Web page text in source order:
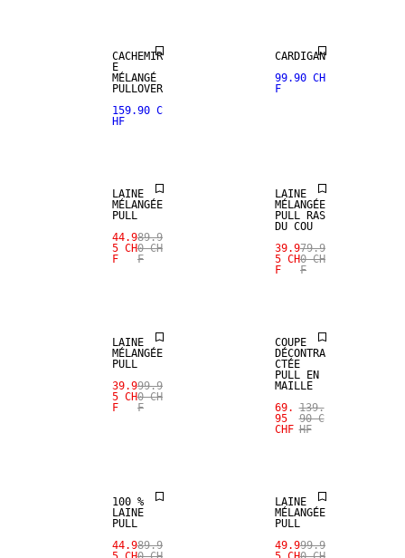
CACHEMIR
E
MÉLANGÉ
PULLOVER
159.90 C
HF
CARDIGAN
99.90 CH
F
SALE
MÉLANGE DE
LAINE
MÉLANGÉE
PULL
44.9
5 CH
F
89.9
0 CH
F
SALE
LAINE
MÉLANGÉE
PULL RAS
DU COU
39.9
5 CH
F
79.9
0 CH
F
SALE
LAINE
MÉLANGÉE
PULL
39.9
5 CH
F
99.9
0 CH
F
SALE
COUPE
DÉCONTRA
CTÉE
PULL EN
MAILLE
69.
95
CHF
139.
90 C
HF
SALE
100 %
LAINE
PULL
44.989.9
MÉLANGE DE
LAINE
MÉLANGÉE
PULL
49.999.9
SALE